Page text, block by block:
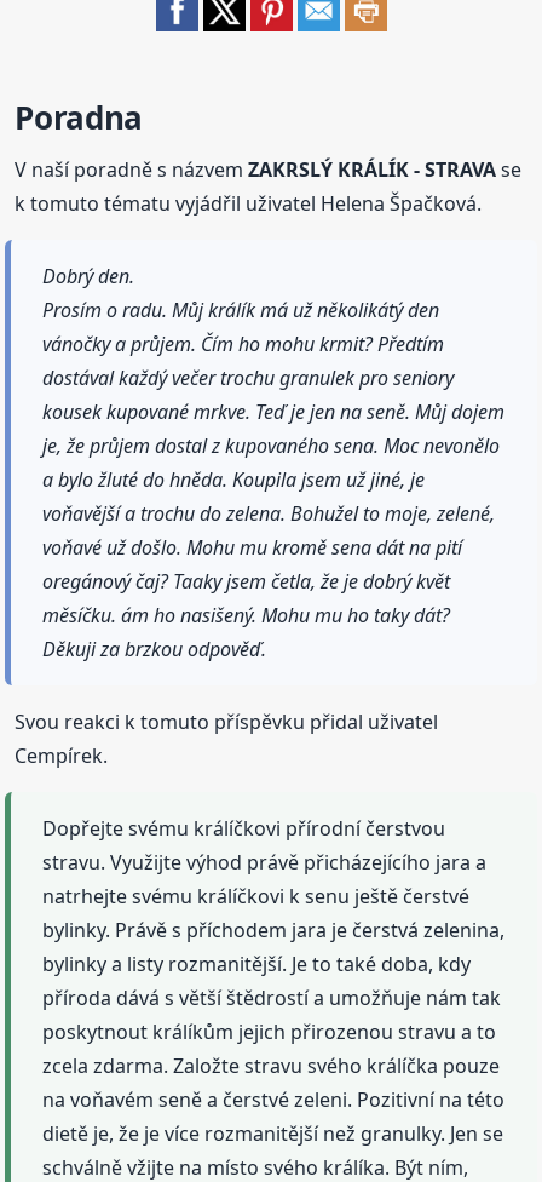
Poradna
V naší poradně s názvemZAKRSLÝ KRÁLÍK - STRAVAse
k tomuto tématu vyjádřil uživatel Helena Špačková.
Dobrý den.
Prosím o radu. Můj králík má už několikátý den
vánočky a průjem. Čím ho mohu krmit? Předtím
dostával každý večer trochu granulek pro seniory
kousek kupované mrkve. Teď je jen na seně. Můj dojem
je, že průjem dostal z kupovaného sena. Moc nevonělo
a bylo žluté do hněda. Koupila jsem už jiné, je
voňavější a trochu do zelena. Bohužel to moje, zelené,
voňavé už došlo. Mohu mu kromě sena dát na pití
oregánový čaj? Taaky jsem četla, že je dobrý květ
měsíčku. ám ho nasišený. Mohu mu ho taky dát?
Děkuji za brzkou odpověď.
Svou reakci k tomuto příspěvku přidal uživatel
Cempírek.
Dopřejte svému králíčkovi přírodní čerstvou
stravu. Využijte výhod právě přicházejícího jara a
natrhejte svému králíčkovi k senu ještě čerstvé
bylinky. Právě s příchodem jara je čerstvá zelenina,
bylinky a listy rozmanitější. Je to také doba, kdy
příroda dává s větší štědrostí a umožňuje nám tak
poskytnout králíkům jejich přirozenou stravu a to
zcela zdarma. Založte stravu svého králíčka pouze
na voňavém seně a čerstvé zeleni. Pozitivní na této
dietě je, že je více rozmanitější než granulky. Jen se
schválně vžijte na místo svého králíka. Být ním,